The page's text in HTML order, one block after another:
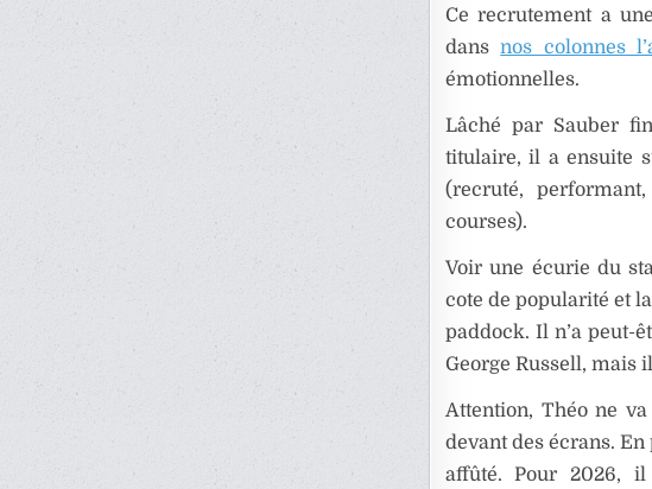
Ce recrutement a
dansnos colonnes
émotionnelles.
Lâché par Sauber
titulaire, il a ensuite
(recruté,
courses).
Voir une écurie du
cote de popularité et
paddock. Il n’a peut-
George Russell, mais
Attention, Théo ne
devant des écrans.
affûté. Pour 2026,